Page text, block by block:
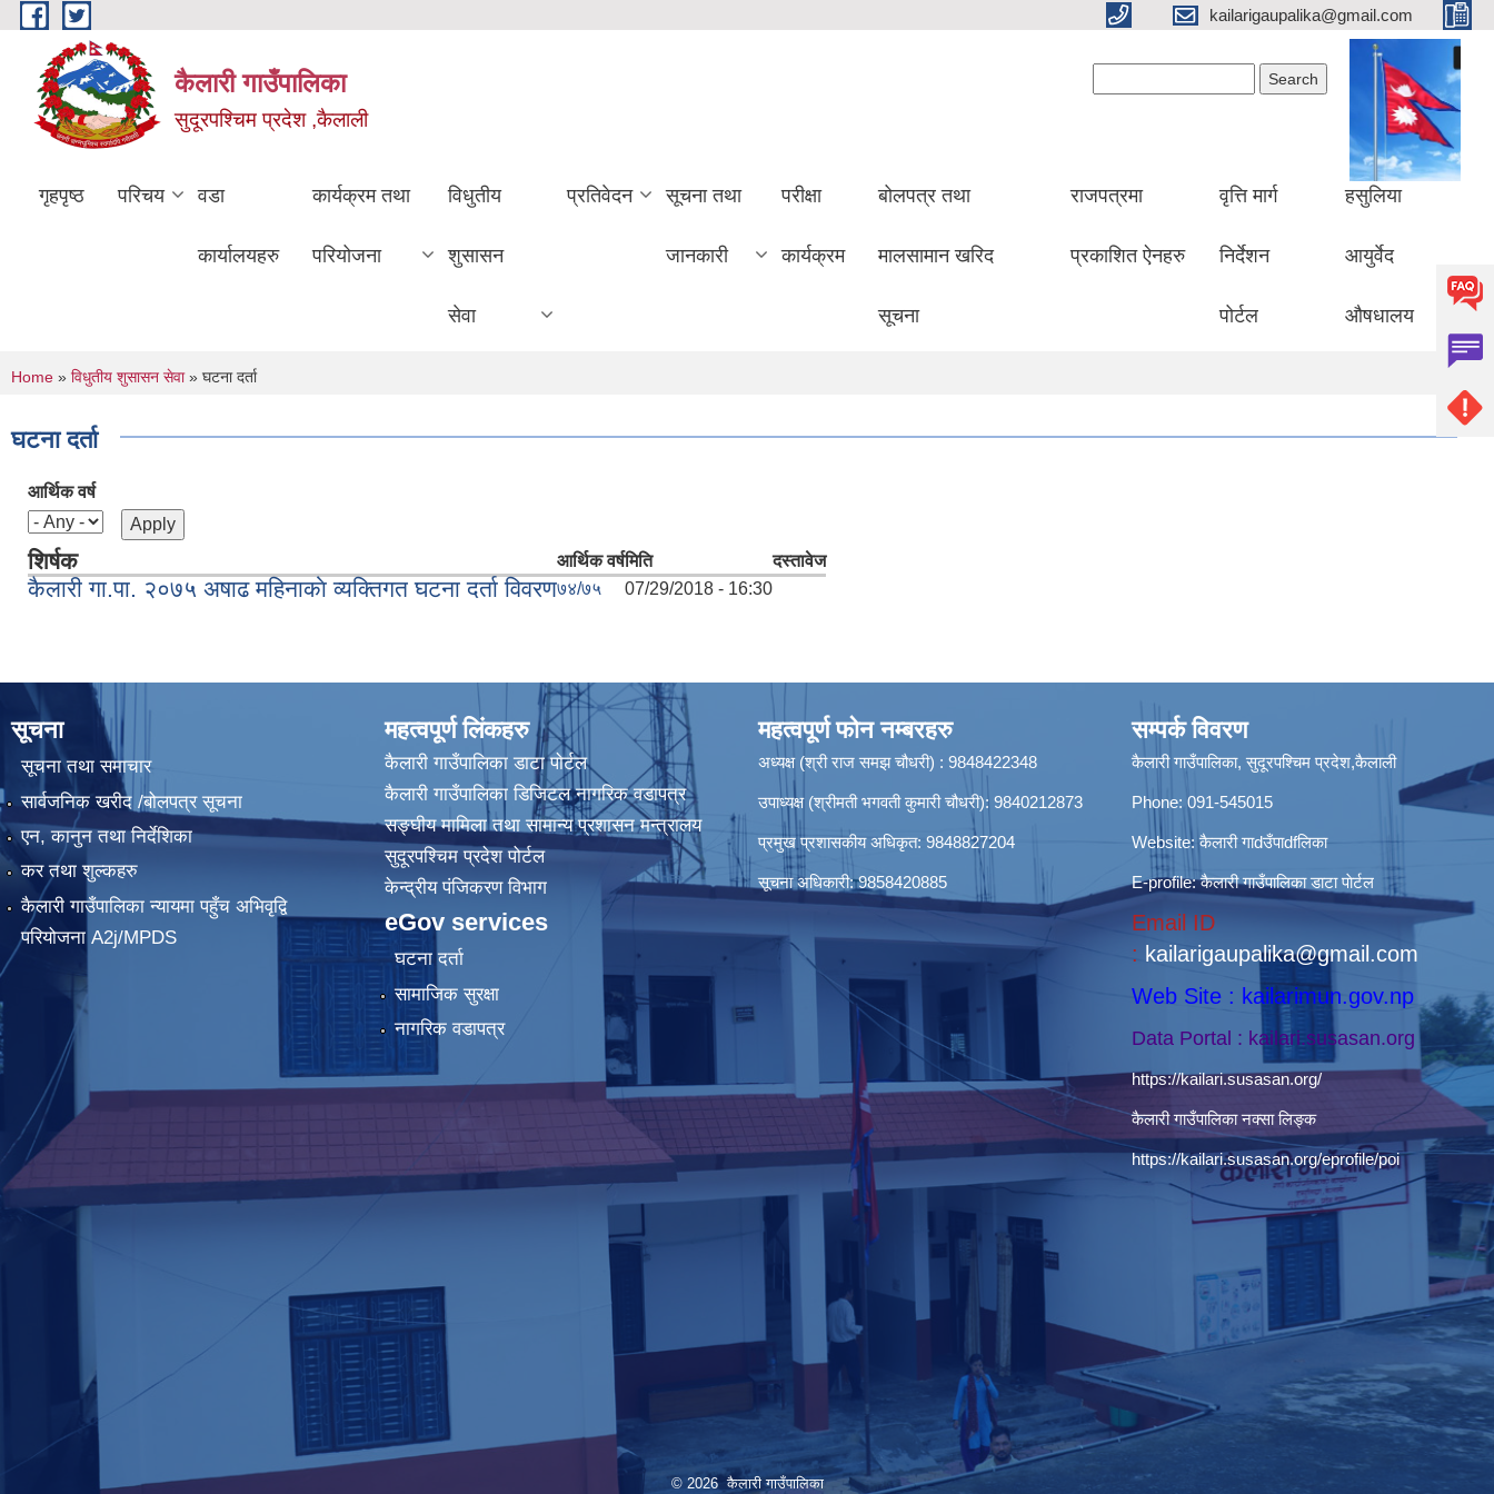
Skip to main content kailarigaupalika@gmail.com
कैलारी गाउँपालिका
सुदूरपश्चिम प्रदेश ,कैलाली
गृहपृष्ठ परिचय वडा
कार्यालयहरु
कार्यक्रम तथा
परियोजना
विधुतीय
शुसासन
सेवा
प्रतिवेदन सूचना तथा
जानकारी
परीक्षा
कार्यक्रम
बोलपत्र तथा
मालसामान खरिद
सूचना
राजपत्रमा
प्रकाशित ऐनहरु
वृत्ति मार्ग
निर्देशन
पोर्टल
हसुलिया
आयुर्वेद
औषधालय
You are here
Home » विधुतीय शुसासन सेवा» घटना दर्ता
घटना दर्ता
आर्थिक वर्ष
शिर्षक आर्थिक वर्षमिति दस्तावेज
कैलारी गा.पा. २०७५ अषाढ महिनाकाे व्यक्तिगत घटना दर्ता विवरण७४/७५ 07/29/2018 - 16:30
सूचना
सूचना तथा समाचार
सार्वजनिक खरीद /बोलपत्र सूचना
एन, कानुन तथा निर्देशिका
कर तथा शुल्कहरु
कैलारी गाउँपालिका न्यायमा पहुँच अभिवृद्वि
परियोजना A2j/MPDS
महत्वपूर्ण लिंकहरु
कैलारी गाउँपालिका डाटा पाेर्टल
कैलारी गाउँपालिका डिजिटल नागरिक वडापत्र
सङ्घीय मामिला तथा सामान्य प्रशासन मन्त्रालय
सुदूरपश्चिम प्रदेश पोर्टल
केन्द्रीय प‌ंजिकरण विभाग
eGov services
घटना दर्ता
सामाजिक सुरक्षा
नागरिक वडापत्र
महत्वपूर्ण फोन नम्बरहरु
अध्यक्ष (श्री राज समझ चौधरी) : 9848422348
उपाध्यक्ष (श्रीमती भगवती कुमारी चौधरी): 9840212873
प्रमुख प्रशासकीय अधिकृत: 9848827204
सूचना अधिकारी: 9858420885
सम्पर्क विवरण
कैलारी गाउँपालिका, सुदूरपश्चिम प्रदेश,कैलाली
Phone: 091-545015
Website:कैलारी गाdउँपाdfलिका
E-profile:कैलारी गाउँपालिका डाटा पाेर्टल
Email ID
: kailarigaupalika@gmail.com
Web Site : kailarimun.gov.np
Data Portal : kailari.susasan.org
https://kailari.susasan.org/
कैलारी गाउँपालिका नक्सा लिङ्क
https://kailari.susasan.org/eprofile/poi
© 2026 कैलारी गाउँपालिका